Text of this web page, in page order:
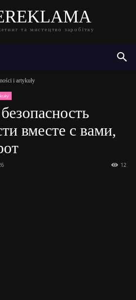
та мистецтво заробітку
i artykuły
вместе с вами,
12